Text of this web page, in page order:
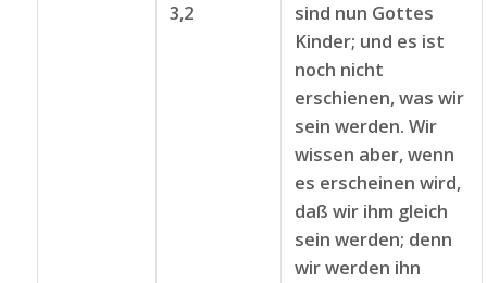
3,2
sind nun Gottes
Kinder; und es ist
noch nicht
erschienen, was wir
sein werden. Wir
wissen aber, wenn
es erscheinen wird,
daß wir ihm gleich
sein werden; denn
wir werden ihn